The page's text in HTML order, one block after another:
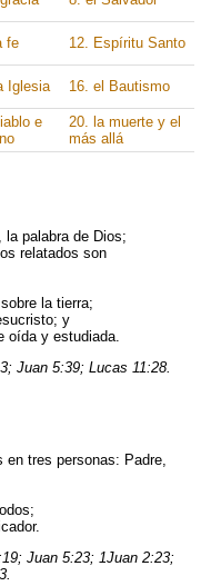
fe 12. Espíritu Santo
Iglesia 16. el Bautismo
e
20. la muerte y el
más allá
palabra de Dios;
relatados son
la tierra;
y
oída y estudiada.
Juan 5:39; Lucas 11:28.
en tres personas: Padre,
Juan 5:23; 1Juan 2:23;